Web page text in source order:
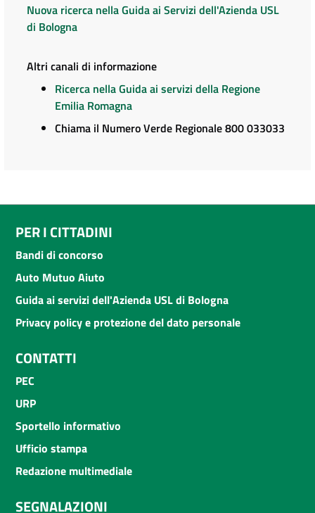
Nuova ricerca nella Guida ai Servizi dell'Azienda USL
di Bologna
Altri canali di informazione
Ricerca nella Guida ai servizi della Regione
Emilia Romagna
Chiama il Numero Verde Regionale 800 033033
PER I CITTADINI
Bandi di concorso
Auto Mutuo Aiuto
Guida ai servizi dell'Azienda USL di Bologna
Privacy policy e protezione del dato personale
CONTATTI
PEC
URP
Sportello informativo
Ufficio stampa
Redazione multimediale
SEGNALAZIONI